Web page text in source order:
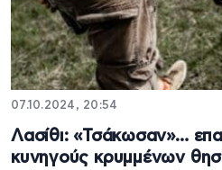
07.10.2024, 20:54
Λασίθι: «Τσάκωσαν»…
κυνηγούς κρυμμένων